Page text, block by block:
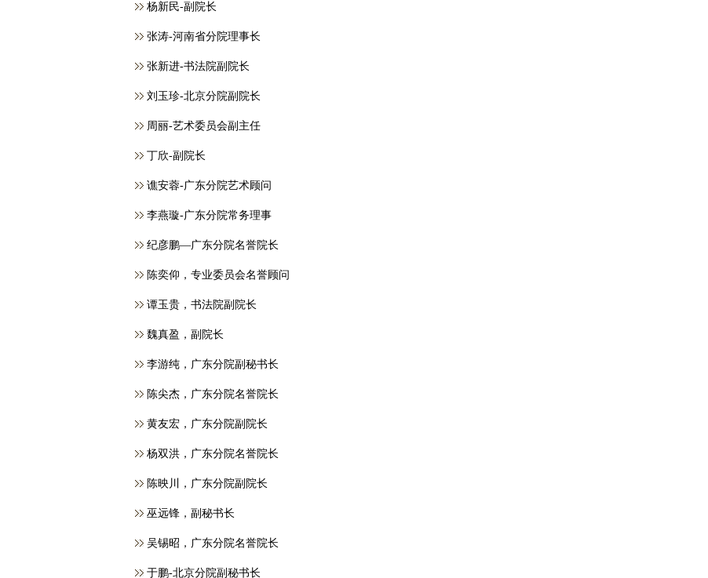
杨新民-副院长
张涛-河南省分院理事长
张新进-书法院副院长
刘玉珍-北京分院副院长
周丽-艺术委员会副主任
丁欣-副院长
谯安蓉-广东分院艺术顾问
李燕璇-广东分院常务理事
纪彦鹏—广东分院名誉院长
​陈奕仰，专业委员会名誉顾问
谭玉贵，书法院副院长
魏真盈，副院长
李游纯，广东分院副秘书长
陈尖杰，广东分院名誉院长
黄友宏，广东分院副院长
杨双洪，广东分院名誉院长
陈映川，广东分院副院长
巫远锋，副秘书长
吴锡昭，广东分院名誉院长
于鹏-北京分院副秘书长